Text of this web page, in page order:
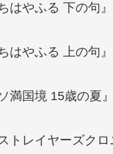
はやふる 下の句
はやふる 上の句
満国境 15歳の夏
トレイヤーズクロ